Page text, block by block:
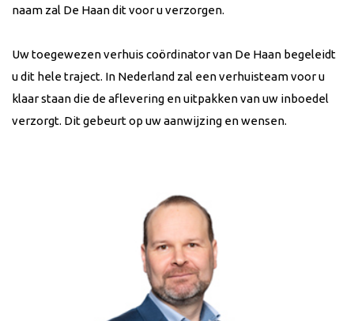
naam zal De Haan dit voor u verzorgen.
Uw toegewezen verhuis coördinator van De Haan begeleidt
u dit hele traject. In Nederland zal een verhuisteam voor u
klaar staan die de aflevering en uitpakken van uw inboedel
verzorgt. Dit gebeurt op uw aanwijzing en wensen.